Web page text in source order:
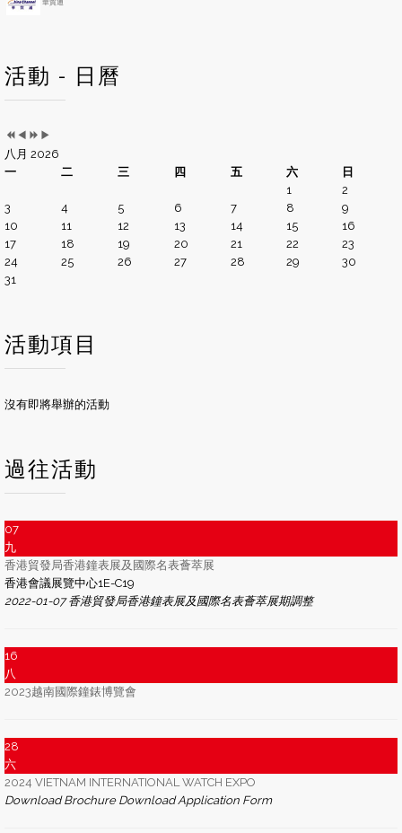
華貿通
活動 - 日曆
八月 2026
一
二 三 四 五 六
日
1
2
3
4 5 6 7 8
9
10
11 12 13 14 15
16
17
18 19 20 21 22
23
24
25 26 27 28 29
30
31
活動項目
沒有即將舉辦的活動
過往活動
07
九
香港貿發局香港鐘表展及國際名表薈萃展
香港會議展覽中心1E-C19
2022-01-07 香港貿發局香港鐘表展及國際名表薈萃展期調整
16
八
2023越南國際鐘錶博覽會
28
六
2024 VIETNAM INTERNATIONAL WATCH EXPO
Download Brochure Download Application Form